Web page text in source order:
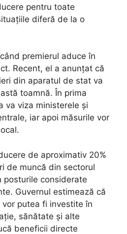
pentru toate
diferă de la o
premierul aduce în
Recent, el a anunțat că
din aparatul de stat va
toamnă. În prima
va viza ministerele și
iar apoi măsurile vor
de aproximativ 20%
de muncă din sectorul
posturile considerate
Guvernul estimează că
putea fi investite în
sănătate și alte
beneficii directe